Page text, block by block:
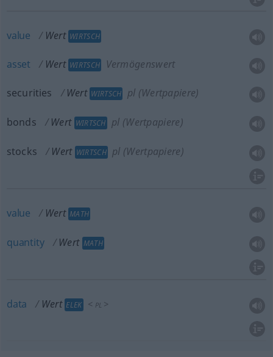
value Wert WIRTSCH
asset Wert WIRTSCH Vermögenswert
securities Wert WIRTSCH pl (Wertpapiere)
bonds Wert WIRTSCH pl (Wertpapiere)
stocks Wert WIRTSCH pl (Wertpapiere)
value Wert MATH
quantity Wert MATH
data Wert ELEK < PL >